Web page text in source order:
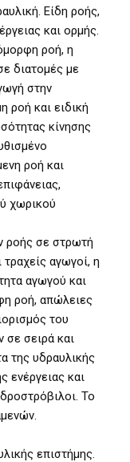
Είδη ροής,
και ορμής.
ροή, η
διατομές με
στην
ροή και ειδική
κίνησης
ροή και
χωρικού
ροής σε στρωτή
αγωγοί, η
αγωγού και
ροή, απώλειες
του
σε σειρά και
της υδραυλικής
ενέργειας και
Το
επιστήμης.